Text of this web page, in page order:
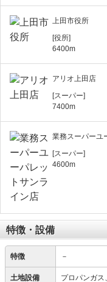
上田市役所
[役所]
6400m
アリオ上田店
[スーパー]
7400m
業務スーパーユ
[スーパー]
4600m
特徴・設備
特徴 －
土地設備 プロパンガス